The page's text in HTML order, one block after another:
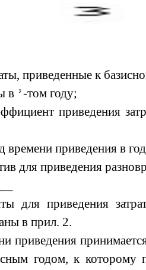
приведенные к
в
-том году;
приведения
времени приведения в
для приведения
для приведения
в прил. 2.
приведения
годом, к которому